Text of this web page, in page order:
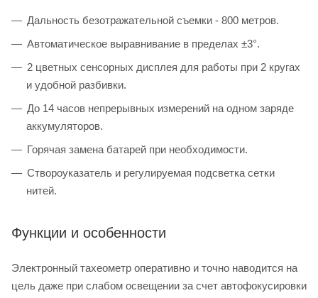
Дальность безотражательной съемки - 800 метров.
Автоматическое выравнивание в пределах ±3°.
2 цветных сенсорных дисплея для работы при 2 кругах
и удобной разбивки.
До 14 часов непрерывных измерений на одном заряде
аккумуляторов.
Горячая замена батарей при необходимости.
Створоуказатель и регулируемая подсветка сетки
нитей.
Функции и особенности
Электронный тахеометр оперативно и точно наводится на
цель даже при слабом освещении за счет автофокусировки